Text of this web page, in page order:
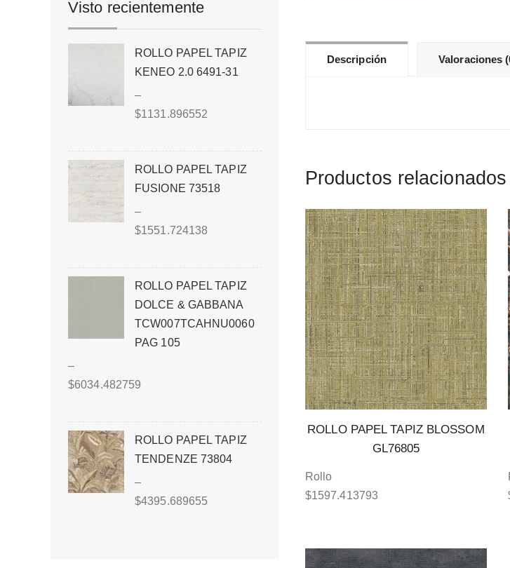
Descripción Valoraciones
Productos relacionados
ROLLO PAPEL TAPIZ BLOSSOM
GL76805
Rollo
$1597.413793
Visto recientemente
ROLLO PAPEL TAPIZ
KENEO 2.0 6491-31
–
$1131.896552
ROLLO PAPEL TAPIZ
FUSIONE 73518
–
$1551.724138
ROLLO PAPEL TAPIZ
DOLCE & GABBANA
TCW007TCAHNU0060
PAG 105
–
$6034.482759
ROLLO PAPEL TAPIZ
TENDENZE 73804
–
$4395.689655